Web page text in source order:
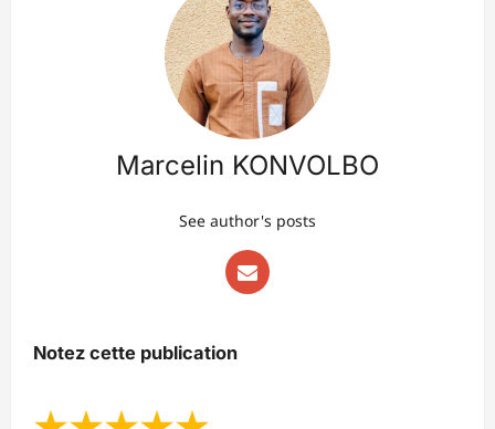
Marcelin KONVOLBO
See author's posts
Notez cette publication